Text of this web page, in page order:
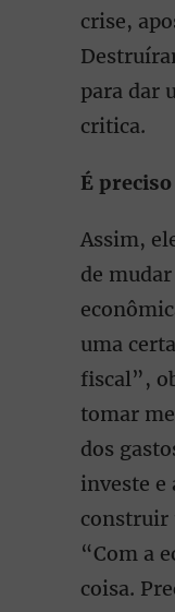
crise,
para dar
critica.
É
Assim,
de
uma
fiscal”,
tomar
dos
investe e
construir
“Com a
coisa.